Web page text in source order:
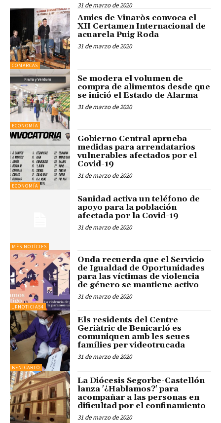
31 de marzo de 2020
COMARCAS
Amics de Vinaròs convoca el
XII Certamen Internacional de
acuarela Puig Roda
31 de marzo de 2020
ECONOMÍA
Se modera el volumen de
compra de alimentos desde que
se inició el Estado de Alarma
31 de marzo de 2020
ECONOMÍA
Gobierno Central aprueba
medidas para arrendatarios
vulnerables afectados por el
Covid-19
31 de marzo de 2020
MÉS NOTÍCIES
Sanidad activa un teléfono de
apoyo para la población
afectada por la Covid-19
31 de marzo de 2020
_PNOTICIAS4
Onda recuerda que el Servicio
de Igualdad de Oportunidades
para las víctimas de violencia
de género se mantiene activo
31 de marzo de 2020
BENICARLÓ
Els residents del Centre
Geriàtric de Benicarló es
comuniquen amb les seues
famílies per videotrucada
31 de marzo de 2020
La Diócesis Segorbe-Castellón
lanza '¿Hablamos?' para
acompañar a las personas en
dificultad por el confinamiento
31 de marzo de 2020